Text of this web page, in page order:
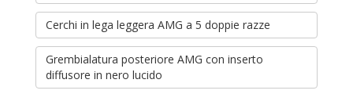
Cerchi in lega leggera AMG a 5 doppie razze
Grembialatura posteriore AMG con inserto
diffusore in nero lucido